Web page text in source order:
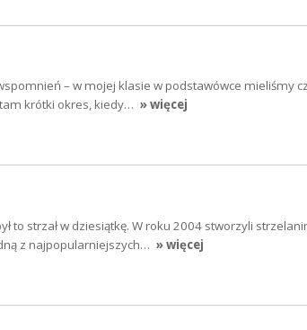
– w mojej klasie w podstawówce mieliśmy
krótki okres, kiedy… » więcej
to strzał w dziesiątkę. W roku 2004 stworzyli
z najpopularniejszych… » więcej